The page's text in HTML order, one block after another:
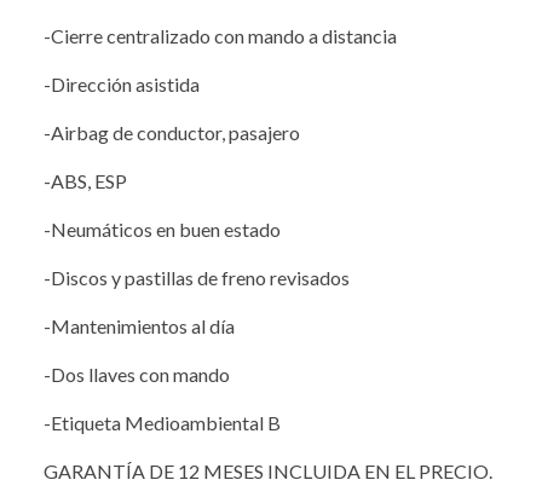
-Cierre centralizado con mando a distancia
-Dirección asistida
-Airbag de conductor, pasajero
-ABS, ESP
-Neumáticos en buen estado
-Discos y pastillas de freno revisados
-Mantenimientos al día
-Dos llaves con mando
-Etiqueta Medioambiental B
GARANTÍA DE 12 MESES INCLUIDA EN EL PRECIO.